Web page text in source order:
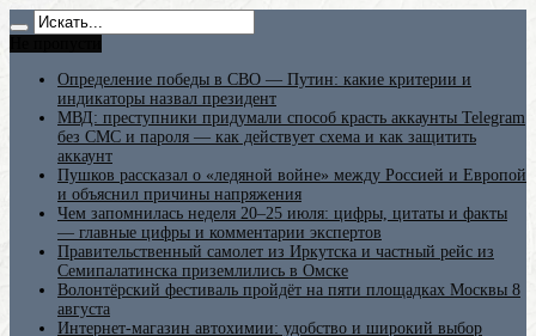
Определение победы в СВО — Путин: какие критерии и
индикаторы назвал президент
МВД: преступники придумали способ красть аккаунты Telegram
без СМС и пароля — как действует схема и как защитить
аккаунт
Пушков рассказал о «ледяной войне» между Россией и Европой
и объяснил причины напряжения
Чем запомнилась неделя 20–25 июля: цифры, цитаты и факты
— главные цифры и комментарии экспертов
Правительственный самолет из Иркутска и частный рейс из
Семипалатинска приземлились в Омске
Волонтёрский фестиваль пройдёт на пяти площадках Москвы 8
августа
Интернет-магазин автохимии: удобство и широкий выбор